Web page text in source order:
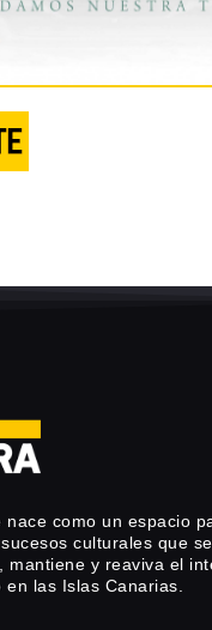
nace como un espacio
culturales que
mantiene y reaviva el
las Islas Canarias.